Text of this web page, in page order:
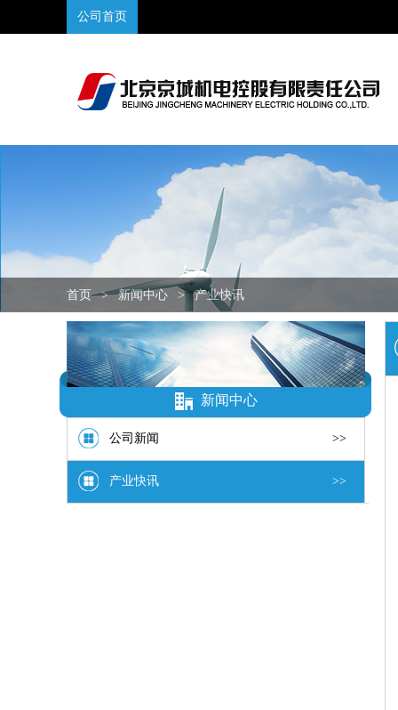
公司首页
首页 > 新闻中心 > 产业快讯
新闻中心
公司新闻 >>
产业快讯 >>